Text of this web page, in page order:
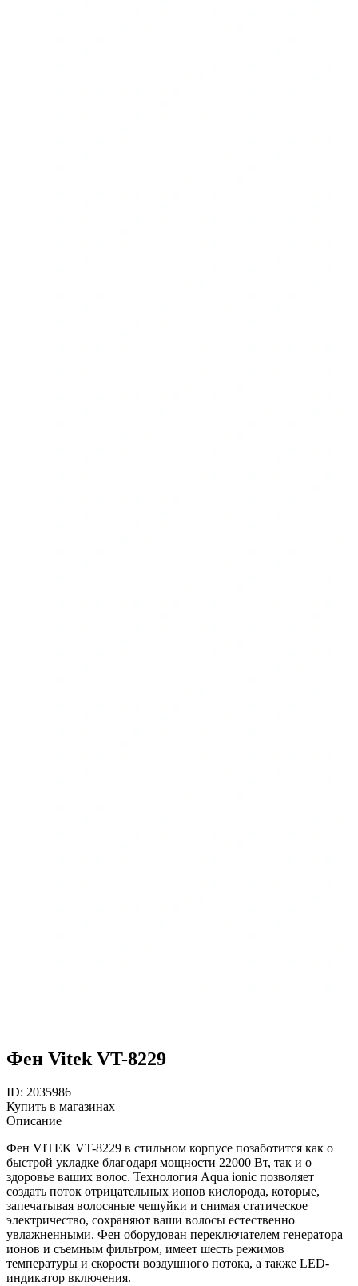
Фен Vitek VT-8229
ID: 2035986
Купить в магазинах
Описание
Фен VITEK VT-8229 в стильном корпусе позаботится как о
быстрой укладке благодаря мощности 22000 Вт, так и о
здоровье ваших волос. Технология Aqua ionic позволяет
создать поток отрицательных ионов кислорода, которые,
запечатывая волосяные чешуйки и снимая статическое
электричество, сохраняют ваши волосы естественно
увлажненными. Фен оборудован переключателем генератора
ионов и съемным фильтром, имеет шесть режимов
температуры и скорости воздушного потока, а также LED-
индикатор включения.